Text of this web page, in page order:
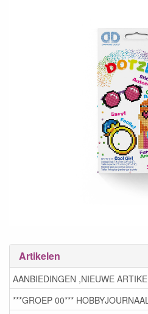
Artikelen
AANBIEDINGEN ,NIEUWE
***GROEP 00***